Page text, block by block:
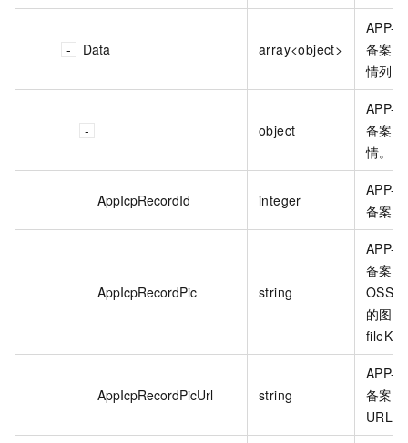
Data array<object>
APP-
备案
情列
object
APP-
备案
情。
AppIcpRecordId integer
APP-
备案
AppIcpRecordPic string
APP-
备案
OSS
的图片
fileKey
AppIcpRecordPicUrl string
APP-
备案
URL